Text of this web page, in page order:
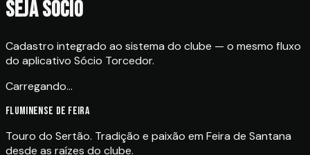
Seja sócio
Cadastro integrado ao sistema do clube — o mesmo fluxo
do aplicativo Sócio Torcedor.
Carregando…
FLUMINENSE DE FEIRA
Touro do Sertão. Tradição e paixão em Feira de Santana
desde as raízes do clube.